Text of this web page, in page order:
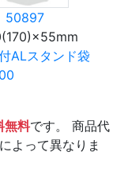
50897
ALスタンド袋
無料です。 商品代
よって異なりま